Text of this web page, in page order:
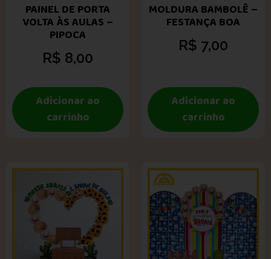
PAINEL DE PORTA
VOLTA ÀS AULAS –
PIPOCA
R$ 8,00
Adicionar ao
carrinho
MOLDURA BAMBOLÊ –
FESTANÇA BOA
R$ 7,00
Adicionar ao
carrinho